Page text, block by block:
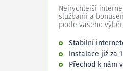
Nejrychlejší
službami a
podle vašeho
Stabilní
Instalace již za 1
Přechod k nám